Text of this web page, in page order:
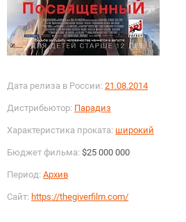
Дата релиза в России: 21.08.2014
Дистрибьютор: Парадиз
Характеристика проката: широкий
Бюджет фильма: $25 000 000
Период: Архив
Сайт: https://thegiverfilm.com/